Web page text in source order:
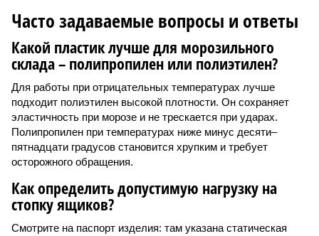
Часто задаваемые вопросы и ответы
Какой пластик лучше для морозильного
склада – полипропилен или полиэтилен?
Для работы при отрицательных температурах лучше
подходит полиэтилен высокой плотности. Он сохраняет
эластичность при морозе и не трескается при ударах.
Полипропилен при температурах ниже минус десяти–
пятнадцати градусов становится хрупким и требует
осторожного обращения.
Как определить допустимую нагрузку на
стопку ящиков?
Смотрите на паспорт изделия: там указана статическая